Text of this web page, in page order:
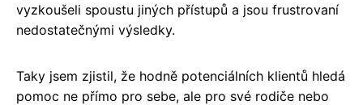
vyzkoušeli spoustu jiných přístupů a jsou frustrovaní
nedostatečnými výsledky.
Taky jsem zjistil, že hodně potenciálních klientů hledá
pomoc ne přímo pro sebe, ale pro své rodiče nebo